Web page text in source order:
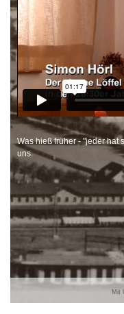
Was hieß früher - "jeder hat
uns.
Mit